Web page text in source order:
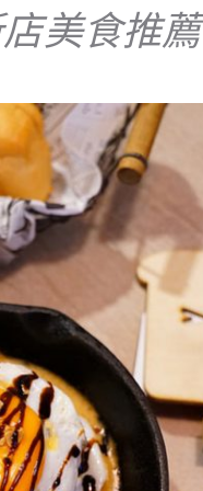
美食推薦